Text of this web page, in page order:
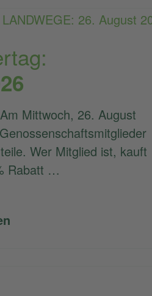
Mittwoch, 26. August
Wer Mitglied ist, kauft
Rabatt …